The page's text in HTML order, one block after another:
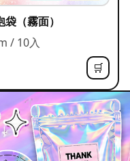
（霧面）
/ 10入
🛒